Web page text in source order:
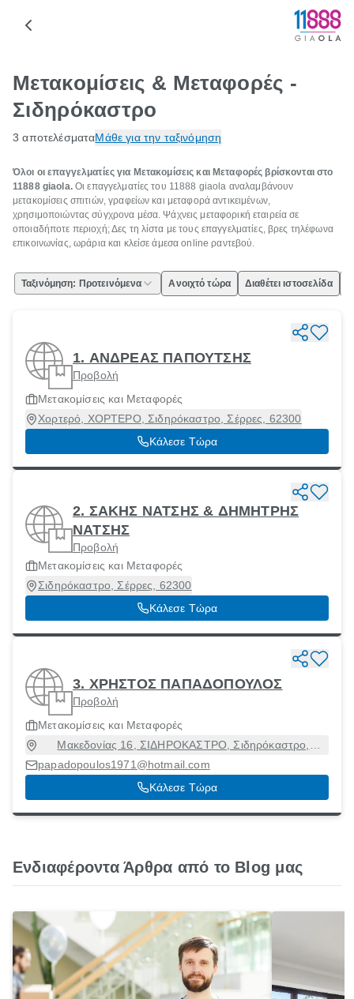
Μετακομίσεις & Μεταφορές -
Σιδηρόκαστρο
3 αποτελέσματαΜάθε για την ταξινόμηση
Όλοι οι επαγγελματίες για Μετακομίσεις και Μεταφορές βρίσκονται στο
11888 giaola.Οι επαγγελματίες του 11888 giaola αναλαμβάνουν
μετακομίσεις σπιτιών, γραφείων και μεταφορά αντικειμένων,
χρησιμοποιώντας σύγχρονα μέσα. Ψάχνεις μεταφορική εταιρεία σε
οποιαδήποτε περιοχή; Δες τη λίστα με τους επαγγελματίες, βρες τηλέφωνα
επικοινωνίας, ωράρια και κλείσε άμεσα online ραντεβού.
Ταξινόμηση: Προτεινόμενα Ανοιχτό τώρα Διαθέτει ιστοσελίδα
1. ΑΝΔΡΕΑΣ ΠΑΠΟΥΤΣΗΣ
Προβολή
Μετακομίσεις και Μεταφορές
Χορτερό, ΧΟΡΤΕΡΟ, Σιδηρόκαστρο, Σέρρες, 62300
Κάλεσε Τώρα
2. ΣΑΚΗΣ ΝΑΤΣΗΣ & ΔΗΜΗΤΡΗΣ
ΝΑΤΣΗΣ
Προβολή
Μετακομίσεις και Μεταφορές
Σιδηρόκαστρο, Σέρρες, 62300
Κάλεσε Τώρα
3. ΧΡΗΣΤΟΣ ΠΑΠΑΔΟΠΟΥΛΟΣ
Προβολή
Μετακομίσεις και Μεταφορές
Μακεδονίας 16, ΣΙΔΗΡΟΚΑΣΤΡΟ, Σιδηρόκαστρο,
Σέρρες, 62300
papadopoulos1971@hotmail.com
Κάλεσε Τώρα
Ενδιαφέροντα Άρθρα από το Blog μας